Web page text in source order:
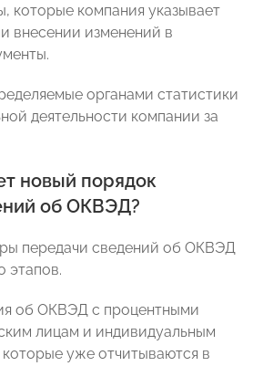
которые компания указывает
внесении изменений в
органами статистики
деятельности компании за
новый порядок
об ОКВЭД?
передачи сведений об ОКВЭД
этапов.
об ОКВЭД с процентными
лицам и индивидуальным
уже отчитываются в